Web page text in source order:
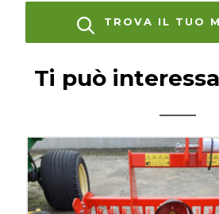
TROVA IL TUO
Ti può